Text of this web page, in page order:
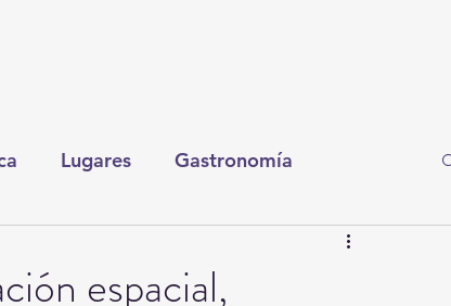
Lugares Gastronomía
Torreón
espacial,